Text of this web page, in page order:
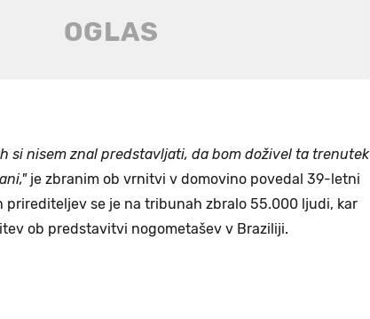
si nisem znal predstavljati, da bom doživel ta trenutek
je zbranim ob vrnitvi v domovino povedal 39-letni
prirediteljev se je na tribunah zbralo 55.000 ljudi, kar
ob predstavitvi nogometašev v Braziliji.